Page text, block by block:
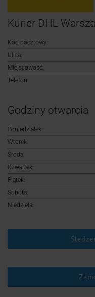
Kurier DHL
Kod pocztowy:
Ulica:
Miejscowość:
Telefon:
Godziny otwarcia
Poniedziałek:
Wtorek:
Środa:
Czwartek:
Piątek:
Sobota:
Niedziela: